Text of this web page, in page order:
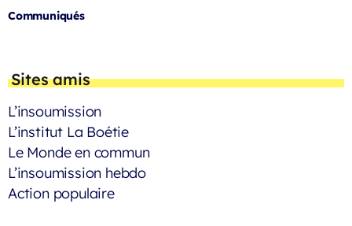
Communiqués
Sites amis
L’insoumission
L’institut La Boétie
Le Monde en commun
L’insoumission hebdo
Action populaire